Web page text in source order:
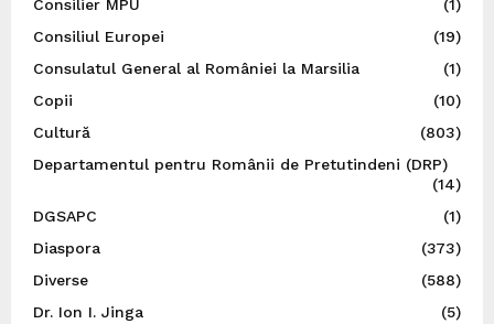
Consilier MPU
(1)
Consiliul Europei
(19)
Consulatul General al României la Marsilia
(1)
Copii
(10)
Cultură
(803)
Departamentul pentru Românii de Pretutindeni (DRP)
(14)
DGSAPC
(1)
Diaspora
(373)
Diverse
(588)
Dr. Ion I. Jinga
(5)